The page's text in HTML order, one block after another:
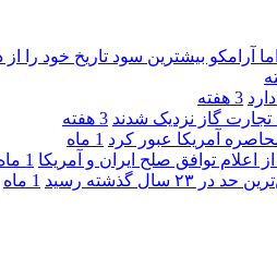
آرامکو بیشترین سود تاریخ خود را
3 هفته
تجارت گاز نزدیک شدند 3 هفته
1 ماه
اعلام توافق صلح ایران و آمریکا 1 ماه
گذشته رسید
1 ماه